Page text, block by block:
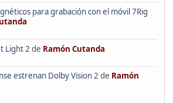
para grabación con el móvil 7Rig
Light 2 de Ramón Cutanda
estrenan Dolby Vision 2 de Ramón